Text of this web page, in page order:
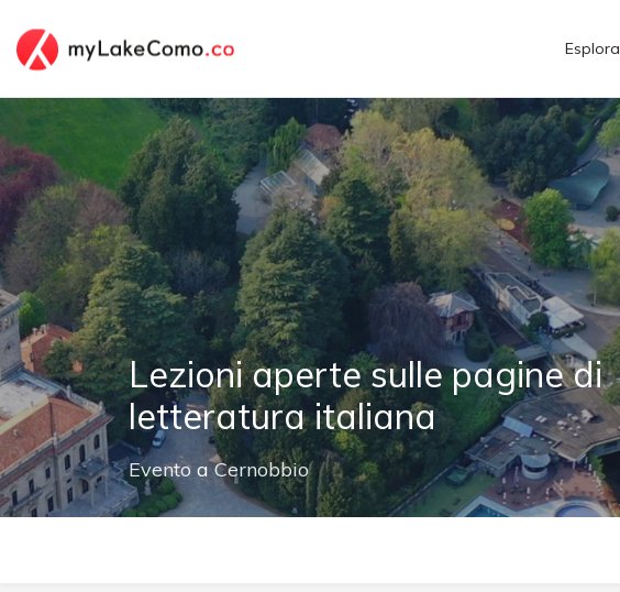
Esplora
Lezioni aperte sulle pagine di
letteratura italiana
Evento aCernobbio